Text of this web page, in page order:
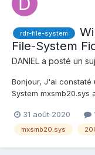
rdr-file-system
File-System
DANIEL a posté un
Bonjour, J'ai constaté
System mxsmb20.sys
Le problème
alors qu'il se trouve
31 août 2020
mxsmb20.sys